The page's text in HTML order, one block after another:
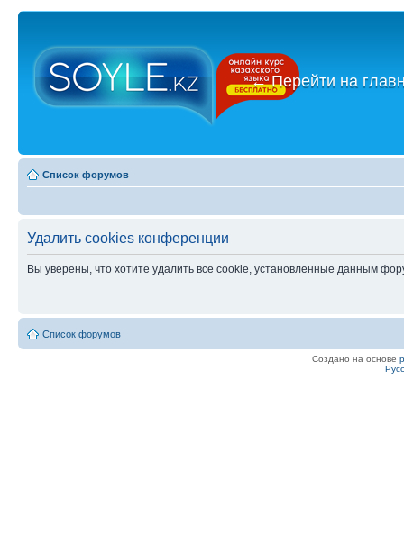
←Перейти на
Список форумов
Удалить cookies конференции
Вы уверены, что хотите удалить все cookie, установленные данным
Список форумов
Создано на основе